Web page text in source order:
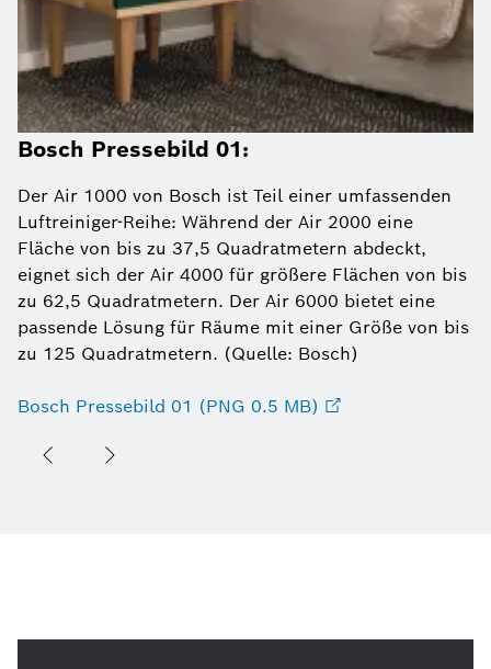
Bosch Pressebild 01:
Der Air 1000 von Bosch ist Teil einer umfassenden
Luftreiniger-Reihe: Während der Air 2000 eine
Fläche von bis zu 37,5 Quadratmetern abdeckt,
eignet sich der Air 4000 für größere Flächen von bis
zu 62,5 Quadratmetern. Der Air 6000 bietet eine
passende Lösung für Räume mit einer Größe von bis
zu 125 Quadratmetern. (Quelle: Bosch)
Bosch Pressebild 01 (PNG 0.5 MB)